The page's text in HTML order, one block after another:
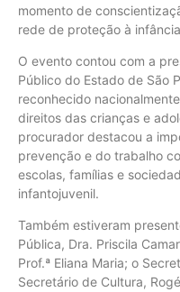
momento de
rede de proteção à
O evento contou com a
Público do Estado de São
reconhecido
direitos das crianças e
procurador destacou a
prevenção e do trabalho
escolas, famílias e
infantojuvenil.
Também estiveram
Pública, Dra. Priscila
Prof.ª Eliana Maria; o
Secretário de Cultura,